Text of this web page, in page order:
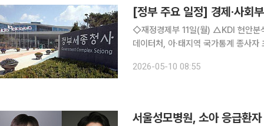
[정부 주요 일정] 경제·사회
◇재정경제부 11일(월) △KDI 현안분석 ‘최근 국제유가 상승이 소비자물가에 미치는 영향’ △국가
데이터처, 아·태지역 국가통계 종사자 초청연수 실시 △국가데이터처·
자문위원회 정례회의(비공개), 17:00
2026-05-10 08:55
서울성모병원, 소아 응급환